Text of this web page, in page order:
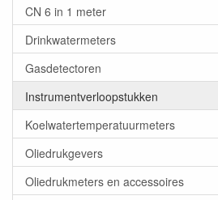
CN 6 in 1 meter
Drinkwatermeters
Gasdetectoren
Instrumentverloopstukken
Koelwatertemperatuurmeters
Oliedrukgevers
Oliedrukmeters en accessoires